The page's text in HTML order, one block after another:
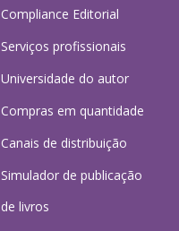
Compliance Editorial
Serviços profissionais
Universidade do autor
Compras em quantidade
Canais de distribuição
Simulador de publicação
de livros